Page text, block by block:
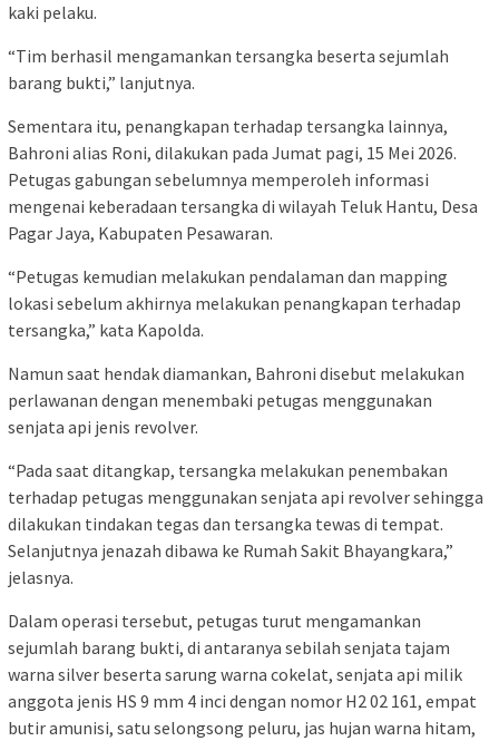
kaki pelaku.
“Tim berhasil mengamankan tersangka beserta sejumlah
barang bukti,” lanjutnya.
Sementara itu, penangkapan terhadap tersangka lainnya,
Bahroni alias Roni, dilakukan pada Jumat pagi, 15 Mei 2026.
Petugas gabungan sebelumnya memperoleh informasi
mengenai keberadaan tersangka di wilayah Teluk Hantu, Desa
Pagar Jaya, Kabupaten Pesawaran.
“Petugas kemudian melakukan pendalaman dan mapping
lokasi sebelum akhirnya melakukan penangkapan terhadap
tersangka,” kata Kapolda.
Namun saat hendak diamankan, Bahroni disebut melakukan
perlawanan dengan menembaki petugas menggunakan
senjata api jenis revolver.
“Pada saat ditangkap, tersangka melakukan penembakan
terhadap petugas menggunakan senjata api revolver sehingga
dilakukan tindakan tegas dan tersangka tewas di tempat.
Selanjutnya jenazah dibawa ke Rumah Sakit Bhayangkara,”
jelasnya.
Dalam operasi tersebut, petugas turut mengamankan
sejumlah barang bukti, di antaranya sebilah senjata tajam
warna silver beserta sarung warna cokelat, senjata api milik
anggota jenis HS 9 mm 4 inci dengan nomor H2 02 161, empat
butir amunisi, satu selongsong peluru, jas hujan warna hitam,